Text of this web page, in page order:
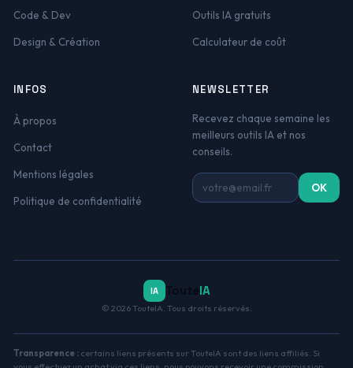
Code & Dev
Design & Création
Outils IA gratuits
Calculateur de coût
INFOS
À propos
Contact
Mentions légales
Politique de confidentialité
NEWSLETTER
Recevez chaque semaine les
meilleurs outils IA et nos
conseils.
Adresse email OK
IA Toute IA
© 2026 TouteIA. Tous droits réservés.
Transparence :certains liens présents sur TouteIA sont des liens affiliés. Si